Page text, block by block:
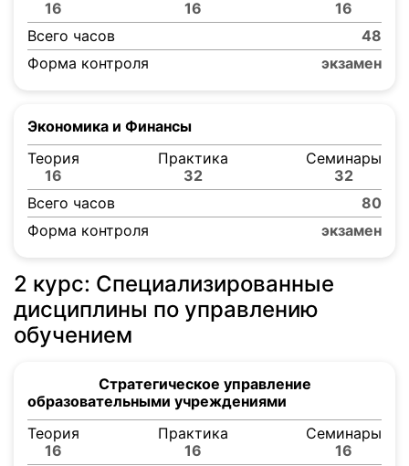
16 16
16
Всего часов
48
Форма контроля
экзамен
Экономика и Финансы
Теория
16
Практика
32
Семинары
32
Всего часов
80
Форма контроля
экзамен
2 курс: Специализированные
дисциплины по управлению
обучением
Стратегическое управление
образовательными учреждениями
Теория
16
Практика
16
Семинары
16